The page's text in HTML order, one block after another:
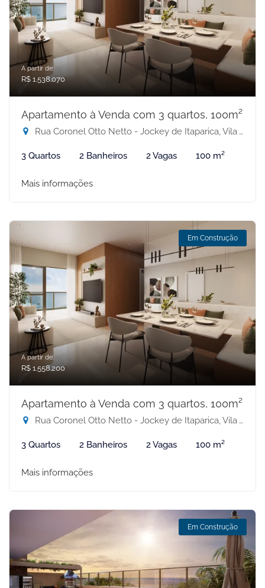
A partir de:
R$ 1.538.070
Apartamento à Venda com 3 quartos, 100m²
Rua Coronel Otto Netto - Jockey de Itaparica, Vila Velha-ES
3 Quartos 2 Banheiros 2 Vagas 100 m²
Mais informações
Em Construção
A partir de:
R$ 1.558.200
Apartamento à Venda com 3 quartos, 100m²
Rua Coronel Otto Netto - Jockey de Itaparica, Vila Velha-ES
3 Quartos 2 Banheiros 2 Vagas 100 m²
Mais informações
Em Construção